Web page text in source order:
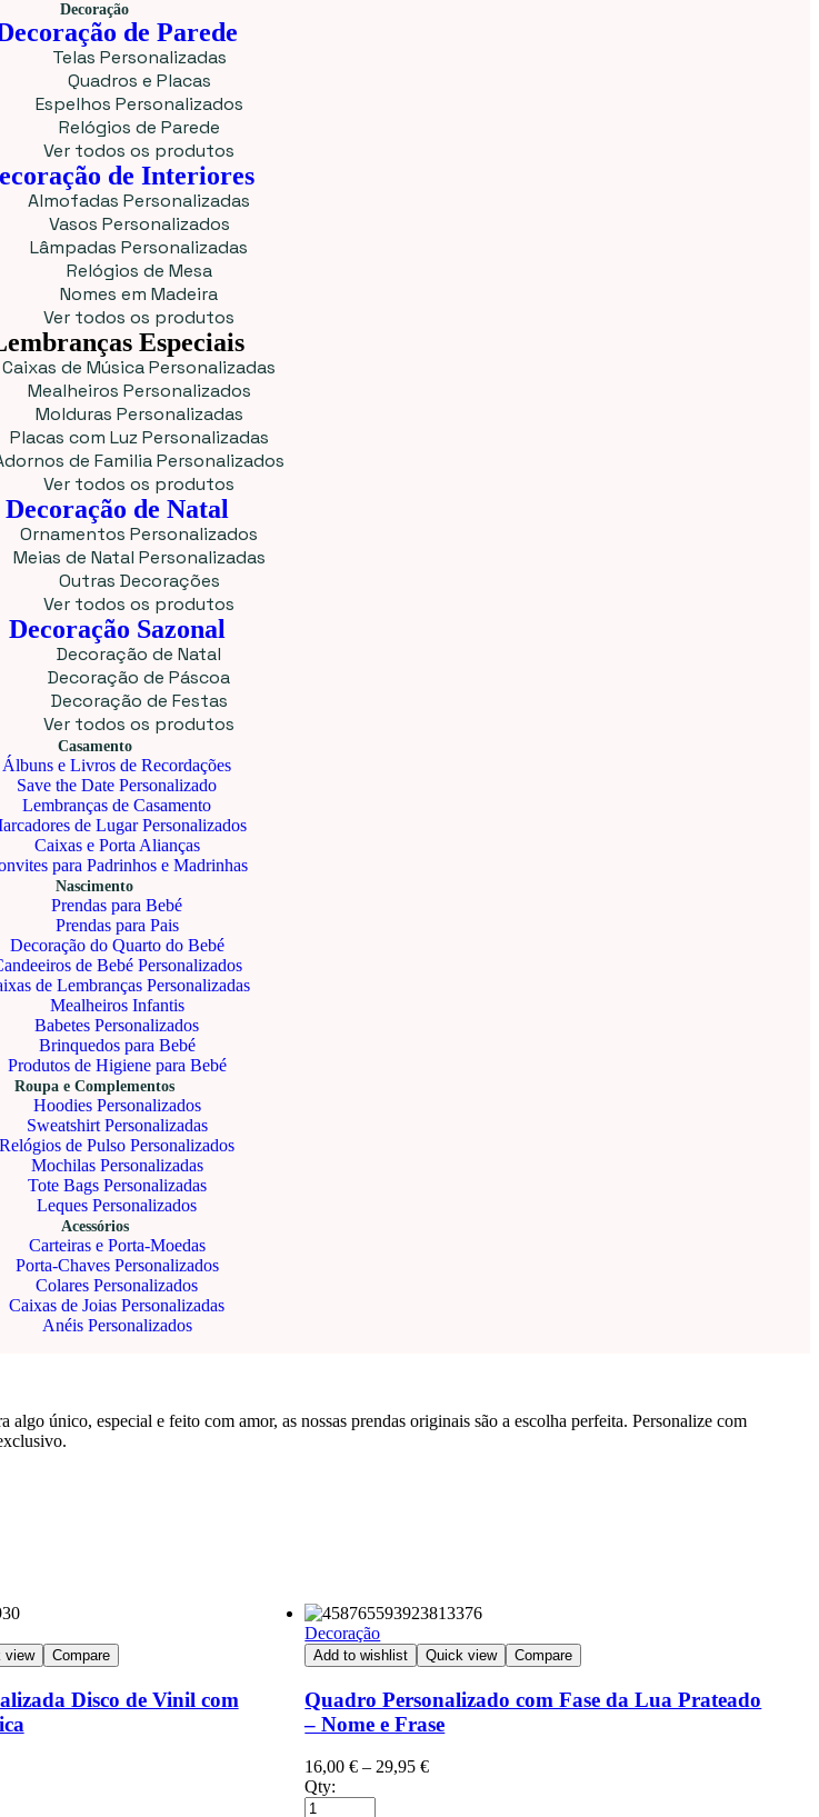
Decoração
de Parede
Telas Personalizadas
Quadros e Placas
Espelhos Personalizados
Relógios de Parede
Ver todos os produtos
de Interiores
Almofadas Personalizadas
Vasos Personalizados
Lâmpadas Personalizadas
Relógios de Mesa
Nomes em Madeira
Ver todos os produtos
Especiais
Caixas de Música Personalizadas
Mealheiros Personalizados
Molduras Personalizadas
Placas com Luz Personalizadas
de Familia Personalizados
Ver todos os produtos
Decoração de Natal
Ornamentos Personalizados
Meias de Natal Personalizadas
Outras Decorações
Ver todos os produtos
Decoração Sazonal
Decoração de Natal
Decoração de Páscoa
Decoração de Festas
Ver todos os produtos
Casamento
Álbuns e Livros de Recordações
Save the Date Personalizado
Lembranças de Casamento
de Lugar Personalizados
Caixas e Porta Alianças
para Padrinhos e Madrinhas
Nascimento
Prendas para Bebé
Prendas para Pais
Decoração do Quarto do Bebé
de Bebé Personalizados
de Lembranças Personalizadas
Mealheiros Infantis
Babetes Personalizados
Brinquedos para Bebé
Produtos de Higiene para Bebé
Roupa e Complementos
Hoodies Personalizados
Sweatshirt Personalizadas
Relógios de Pulso Personalizados
Mochilas Personalizadas
Tote Bags Personalizadas
Leques Personalizados
Acessórios
Carteiras e Porta-Moedas
Porta-Chaves Personalizados
Colares Personalizados
Caixas de Joias Personalizadas
Anéis Personalizados
único, especial e feito com amor, as nossas prendas originais são a escolha perfeita. Personalize com
view Compare
Disco de Vinil com
Decoração
Add to wishlist Quick view Compare
Quadro Personalizado com Fase da Lua Prateado
– Nome e Frase
16,00€ –29,95€
Qty: